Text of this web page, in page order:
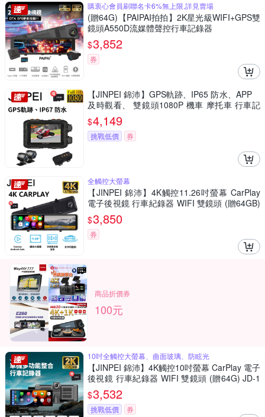
購衷心會員刷聯名卡6%無上限,詳見賣場
(贈64G)【PAIPAI拍拍】2K星光級WIFI+GPS雙
鏡頭A550D流媒體聲控行車記錄器
$3,852
券
【JINPEI 錦沛】GPS軌跡、IP65 防水、APP
及時觀看、 雙鏡頭1080P 機車 摩托車 行車記
錄器 (贈64GB)
$4,149
挑戰低價 券
全觸控大螢幕
【JINPEI 錦沛】4K觸控11.26吋螢幕 CarPlay
電子後視鏡 行車紀錄器 WIFI 雙鏡頭 (贈64GB)
JD-17B
$3,850
券
商品折價券
100元
10吋全觸控大螢幕、曲面玻璃、防眩光
【JINPEI 錦沛】4K觸控10吋螢幕 CarPlay 電子
後視鏡 行車紀錄器 WIFI 雙鏡頭 (贈64G) JD-1
8B
$3,532
挑戰低價 券